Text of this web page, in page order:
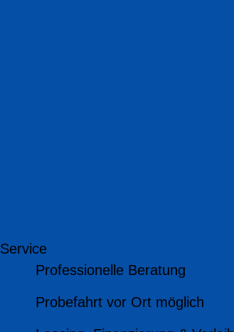
Service
Professionelle Beratung
Probefahrt vor Ort möglich